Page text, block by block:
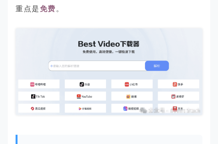
重点是免费。